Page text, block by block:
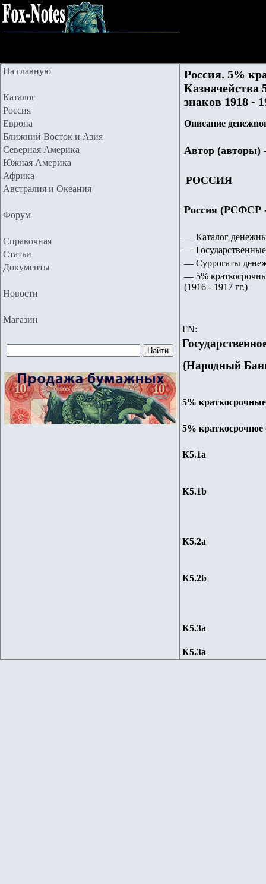
На главную
Каталог
Россия
Европа
Ближний Восток и Азия
Северная Америка
Южная Америка
Африка
Австралия и Океания
Форум
Справочная
Статьи
Документы
Новости
Магазин
Россия. 5%
Казначейства
знаков 1918 -
Описание
Автор (авторы)
РОССИЯ
Россия (РСФСР -
— Каталог
—
— Суррогаты
— 5%
(1916 - 1917 гг.)
FN:
{Народный
5% краткосрочные
5% краткосрочное
К5.1a
К5.1b
К5.2a
К5.2b
К5.3a
К5.3a